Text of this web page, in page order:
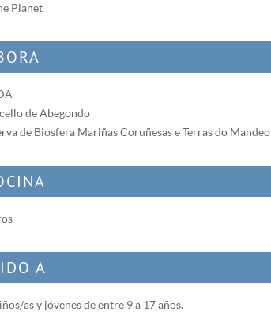
Planet
de Abegondo
de Biosfera Mariñas Coruñesas e Terras do Mandeo
A
as y jóvenes de entre 9 a 17 años.